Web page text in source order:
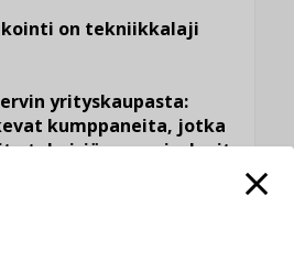
on tekniikkalaji
yrityskaupasta:
kumppaneita, jotka
teknisiä osaamisalueita